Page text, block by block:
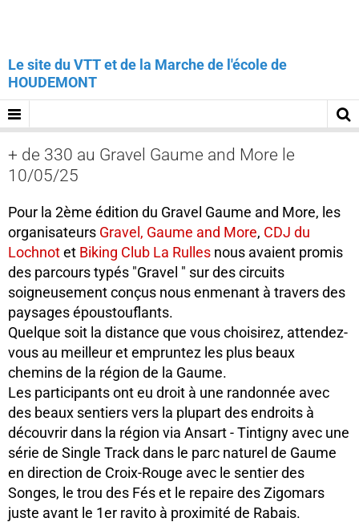
Le site du VTT et de la Marche de l'école de
HOUDEMONT
+ de 330 au Gravel Gaume and More le
10/05/25
Pour la 2ème édition du Gravel Gaume and More, les
organisateurs Gravel, Gaume and More, CDJ du
Lochnotet Biking Club La Rulles nous avaient promis
des parcours typés "Gravel " sur des circuits
soigneusement conçus nous enmenant à travers des
paysages époustouflants.
Quelque soit la distance que vous choisirez, attendez-
vous au meilleur et empruntez les plus beaux
chemins de la région de la Gaume.
Les participants ont eu droit à une randonnée avec
des beaux sentiers vers la plupart des endroits à
découvrir dans la région via Ansart - Tintigny avec une
série de Single Track dans le parc naturel de Gaume
en direction de Croix-Rouge avec le sentier des
Songes, le trou des Fés et le repaire des Zigomars
juste avant le 1er ravito à proximité de Rabais.